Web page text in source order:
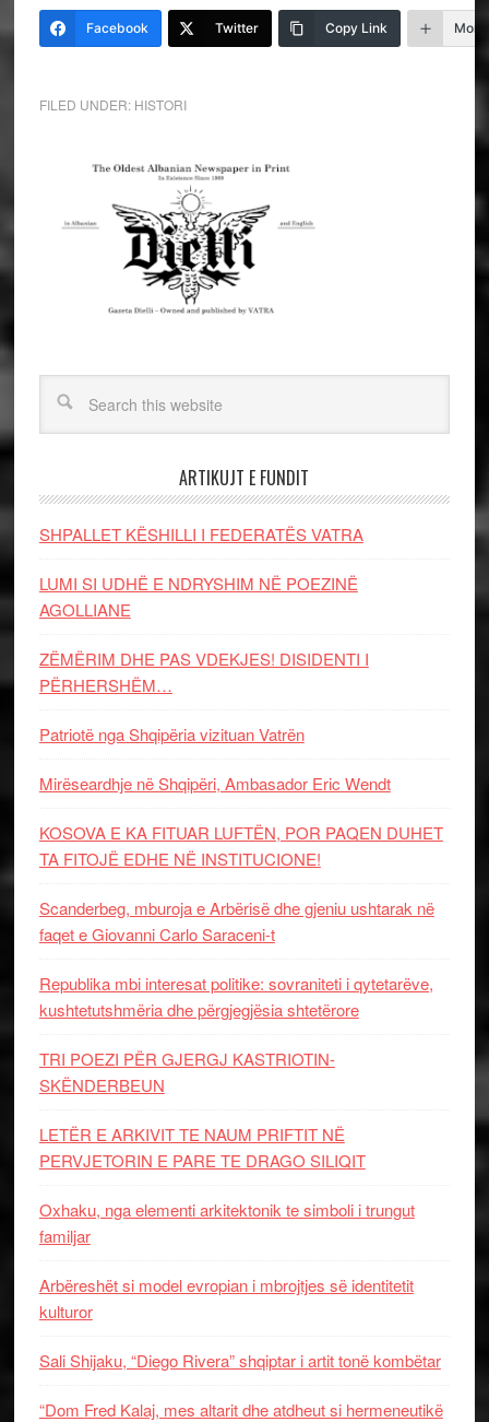
Facebook Twitter Copy Link More
FILED UNDER: HISTORI
ARTIKUJT E FUNDIT
SHPALLET KËSHILLI I FEDERATËS VATRA
LUMI SI UDHË E NDRYSHIM NË POEZINË
AGOLLIANE
ZËMËRIM DHE PAS VDEKJES! DISIDENTI I
PËRHERSHËM…
Patriotë nga Shqipëria vizituan Vatrën
Mirëseardhje në Shqipëri, Ambasador Eric Wendt
KOSOVA E KA FITUAR LUFTËN, POR PAQEN DUHET
TA FITOJË EDHE NË INSTITUCIONE!
Scanderbeg, mburoja e Arbërisë dhe gjeniu ushtarak në
faqet e Giovanni Carlo Saraceni-t
Republika mbi interesat politike: sovraniteti i qytetarëve,
kushtetutshmëria dhe përgjegjësia shtetërore
TRI POEZI PËR GJERGJ KASTRIOTIN-
SKËNDERBEUN
LETËR E ARKIVIT TE NAUM PRIFTIT NË
PERVJETORIN E PARE TE DRAGO SILIQIT
Oxhaku, nga elementi arkitektonik te simboli i trungut
familjar
Arbëreshët si model evropian i mbrojtjes së identitetit
kulturor
Sali Shijaku, “Diego Rivera” shqiptar i artit tonë kombëtar
“Dom Fred Kalaj, mes altarit dhe atdheut si hermeneutikë